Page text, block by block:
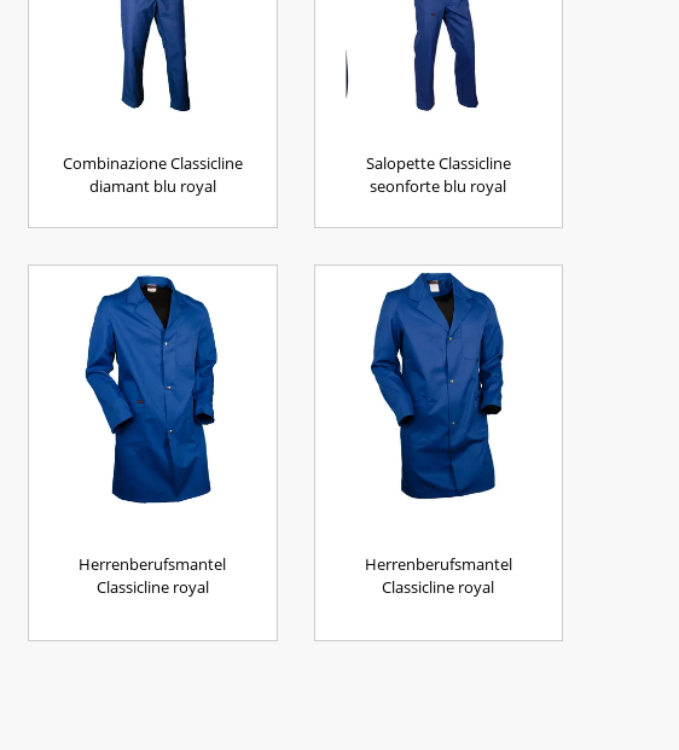
Combinazione Classicline
diamant blu royal
Salopette Classicline
seonforte blu royal
Herrenberufsmantel
Classicline royal
Herrenberufsmantel
Classicline royal